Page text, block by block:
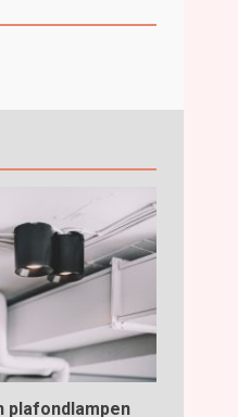
plafondlampen